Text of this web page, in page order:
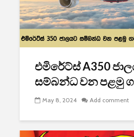
එමිරේට්ස් A350
සම්බන්ධ වන පළමු
May 8, 2024 Add comment